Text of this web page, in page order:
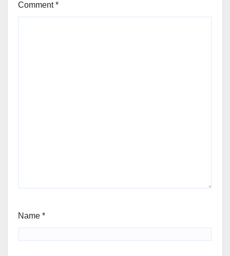
Comment*
Name *